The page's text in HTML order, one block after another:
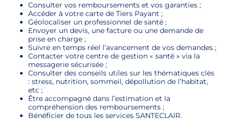
Consulter vos remboursements et vos garanties ;
Accéder à votre carte de Tiers Payant ;
Géolocaliser un professionnel de santé ;
Envoyer un devis, une facture ou une demande de
prise en charge ;
Suivre en temps réel l’avancement de vos demandes ;
Contacter votre centre de gestion « santé » via la
messagerie sécurisée ;
Consulter des conseils utiles sur les thématiques clés
: stress, nutrition, sommeil, dépollution de l’habitat,
etc ;
Être accompagné dans l’estimation et la
compréhension des remboursements ;
Bénéficier de tous les services SANTECLAIR.